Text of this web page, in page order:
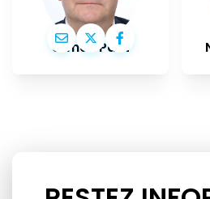
Urmas Paet